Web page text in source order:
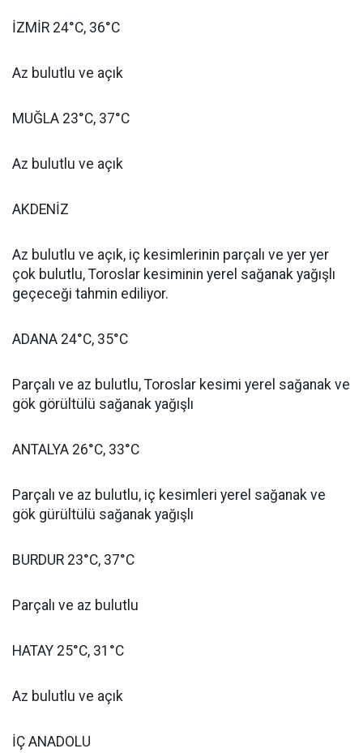
İZMİR 24°C, 36°C
Az bulutlu ve açık
MUĞLA 23°C, 37°C
Az bulutlu ve açık
AKDENİZ
Az bulutlu ve açık, iç kesimlerinin parçalı ve yer yer
çok bulutlu, Toroslar kesiminin yerel sağanak yağışlı
geçeceği tahmin ediliyor.
ADANA 24°C, 35°C
Parçalı ve az bulutlu, Toroslar kesimi yerel sağanak ve
gök görültülü sağanak yağışlı
ANTALYA 26°C, 33°C
Parçalı ve az bulutlu, iç kesimleri yerel sağanak ve
gök gürültülü sağanak yağışlı
BURDUR 23°C, 37°C
Parçalı ve az bulutlu
HATAY 25°C, 31°C
Az bulutlu ve açık
İÇ ANADOLU